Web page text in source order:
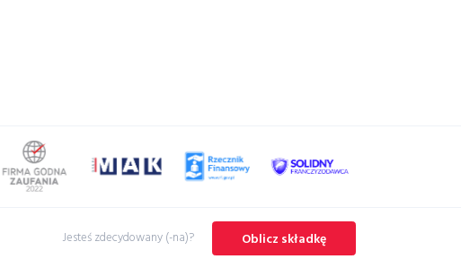
Jesteś zdecydowany (-na)? Oblicz składkę